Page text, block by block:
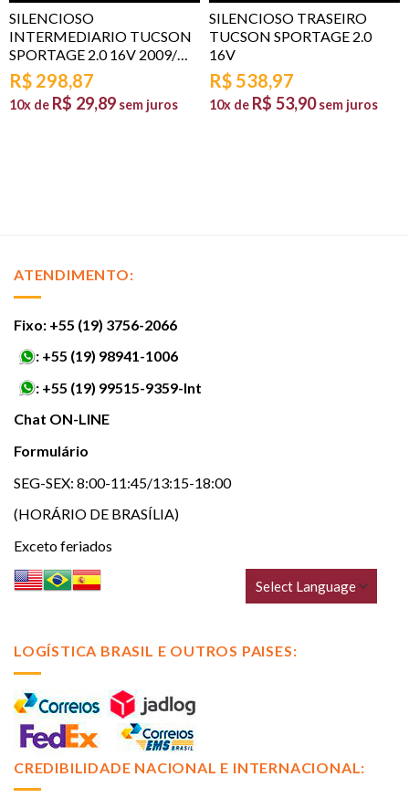
SILENCIOSO
INTERMEDIARIO TUCSON
SPORTAGE 2.0 16V 2009/…
R$ 298,87
10x de R$ 29,89 sem juros
SILENCIOSO TRASEIRO
TUCSON SPORTAGE 2.0
16V
R$ 538,97
10x de R$ 53,90 sem juros
ATENDIMENTO:
Fixo: +55 (19) 3756-2066
: +55 (19) 98941-1006
: +55 (19) 99515-9359-Int
Chat ON-LINE
Formulário
SEG-SEX: 8:00-11:45/13:15-18:00
(HORÁRIO DE BRASÍLIA)
Exceto feriados
LOGÍSTICA BRASIL E OUTROS PAISES:
CREDIBILIDADE NACIONAL E INTERNACIONAL: